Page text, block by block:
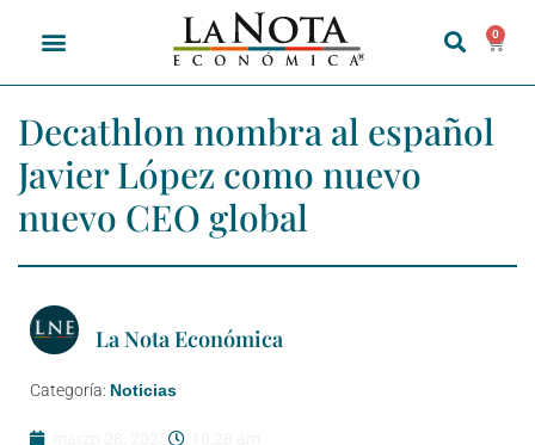
0
Decathlon nombra al español
Javier López como nuevo
nuevo CEO global
La Nota Económica
Categoría: Noticias